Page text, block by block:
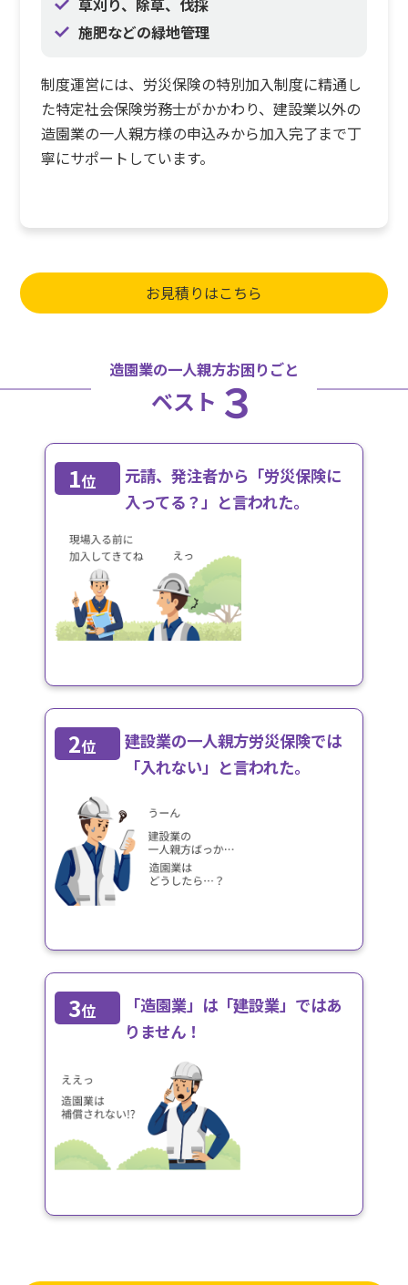
施肥などの緑地管理
制度運営には、労災保険の特別加入制度に精通し
た特定社会保険労務士がかかわり、建設業以外の
造園業の一人親方様の申込みから加入完了まで丁
寧にサポートしています。
お見積りはこちら
造園業の一人親方お困りごと
ベスト ３
1位
元請、発注者から「労災保険に
入ってる？」と言われた。
2位
建設業の一人親方労災保険では
「入れない」と言われた。
3位
「造園業」は「建設業」ではあ
りません！